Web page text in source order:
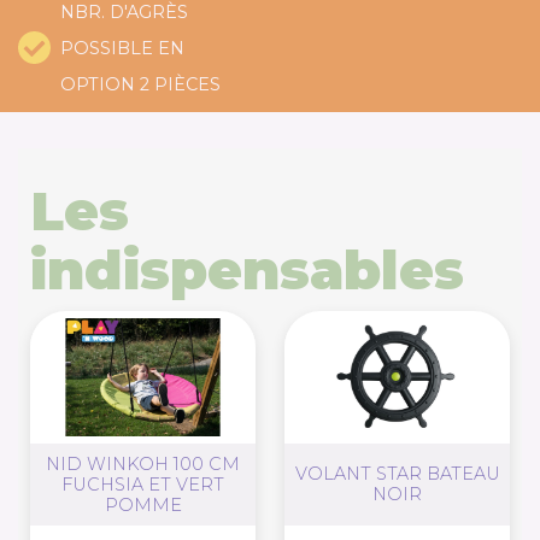
NBR. D'AGRÈS
POSSIBLE EN
OPTION 2 PIÈCES
Les
indispensables
NID WINKOH 100 CM
FUCHSIA ET VERT
POMME
VOLANT STAR BATEAU
NOIR